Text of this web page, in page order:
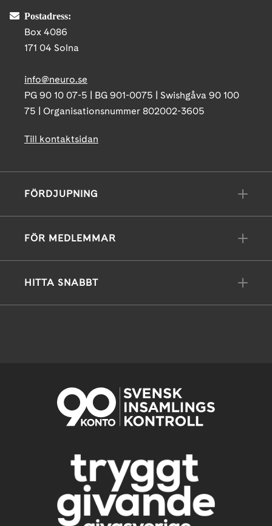
Postadress:
Box 4086
171 04 Solna
info@neuro.se
PG 90 10 07-5 | BG 901-0075 | Swishgåva 90 100
75 | Organisationsnummer 802002-3605
Till kontaktsidan
FÖRDJUPNING
FÖR MEDLEMMAR
HITTA SNABBT